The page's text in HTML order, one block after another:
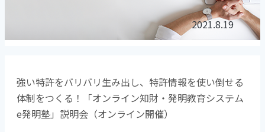
2021.8.19
強い特許をバリバリ生み出し、特許情報を使い倒せる
体制をつくる！「オンライン知財・発明教育システム
e発明塾」説明会（オンライン開催）